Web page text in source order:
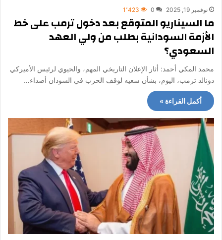
نوفمبر 19, 2025 0 1٬423
ما السيناريو المتوقع بعد دخول ترمب على خط
الأزمة السودانية بطلب من ولي العهد
السعودي؟
محمد المكي أحمد: أثار الإعلان التاريخي المهم، والحيوي لرئيس الأميركي
دونالد ترمب، اليوم، بشأن سعيه لوقف الحرب في السودان أصداء…
أكمل القراءة »